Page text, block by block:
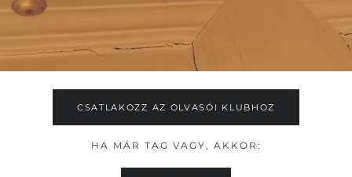
CSATLAKOZZ AZ OLVASÓI KLUBHOZ
HA MÁR TAG VAGY, AKKOR: